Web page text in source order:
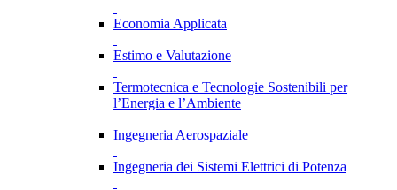
Economia Applicata
Estimo e Valutazione
Termotecnica e Tecnologie Sostenibili per
l’Energia e l’Ambiente
Ingegneria Aerospaziale
Ingegneria dei Sistemi Elettrici di Potenza